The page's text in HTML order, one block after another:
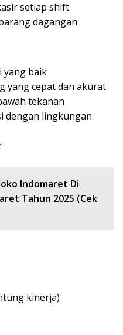
setiap shift
dagangan
yang baik
yang cepat dan akurat
tekanan
dengan lingkungan
Indomaret Di
Tahun 2025 (Cek
kinerja)